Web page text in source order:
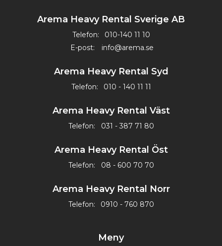
Arema Heavy Rental Sverige AB
Telefon:
010-140 11 10
E-post:
info@arema.se
Arema Heavy Rental Syd
Telefon: 010 - 140 11 11
Arema Heavy Rental Väst
Telefon: 031 - 387 71 80
Arema Heavy Rental Öst
Telefon: 08 - 600 70 70
Arema Heavy Rental Norr
Telefon: 0910 - 760 870
Meny